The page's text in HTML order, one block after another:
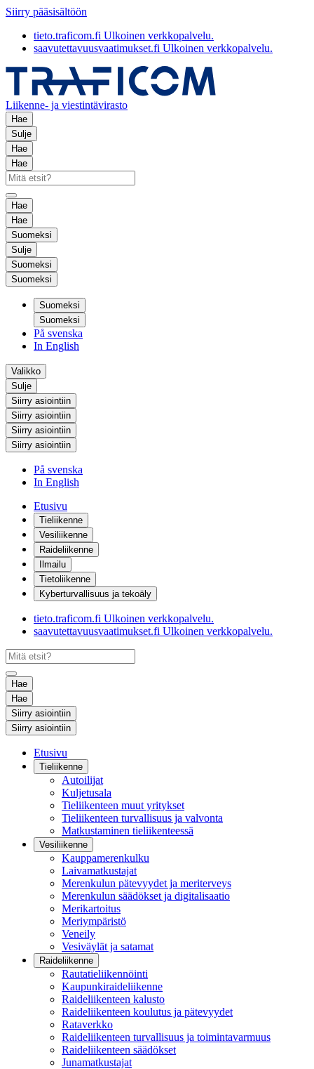
Siirry pääsisältöön
tieto.traficom.fi Ulkoinen verkkopalvelu.
saavutettavuusvaatimukset.fi Ulkoinen verkkopalvelu.
Liikenne- ja viestintävirasto
Hae
Sulje
Hae
Hae
Hae
Hae
Suomeksi
Sulje
Suomeksi
Suomeksi
Suomeksi
Suomeksi
På svenska
In English
Valikko
Sulje
Siirry asiointiin
Siirry asiointiin
Siirry asiointiin
Siirry asiointiin
På svenska
In English
Etusivu
Tieliikenne
Vesiliikenne
Raideliikenne
Ilmailu
Tietoliikenne
Kyberturvallisuus ja tekoäly
tieto.traficom.fi Ulkoinen verkkopalvelu.
saavutettavuusvaatimukset.fi Ulkoinen verkkopalvelu.
Hae
Hae
Siirry asiointiin
Siirry asiointiin
Etusivu
Tieliikenne
Autoilijat
Kuljetusala
Tieliikenteen muut yritykset
Tieliikenteen turvallisuus ja valvonta
Matkustaminen tieliikenteessä
Vesiliikenne
Kauppamerenkulku
Laivamatkustajat
Merenkulun pätevyydet ja meriterveys
Merenkulun säädökset ja digitalisaatio
Merikartoitus
Meriympäristö
Veneily
Vesiväylät ja satamat
Raideliikenne
Rautatieliikennöinti
Kaupunkiraideliikenne
Raideliikenteen kalusto
Raideliikenteen koulutus ja pätevyydet
Rataverkko
Raideliikenteen turvallisuus ja toimintavarmuus
Raideliikenteen säädökset
Junamatkustajat